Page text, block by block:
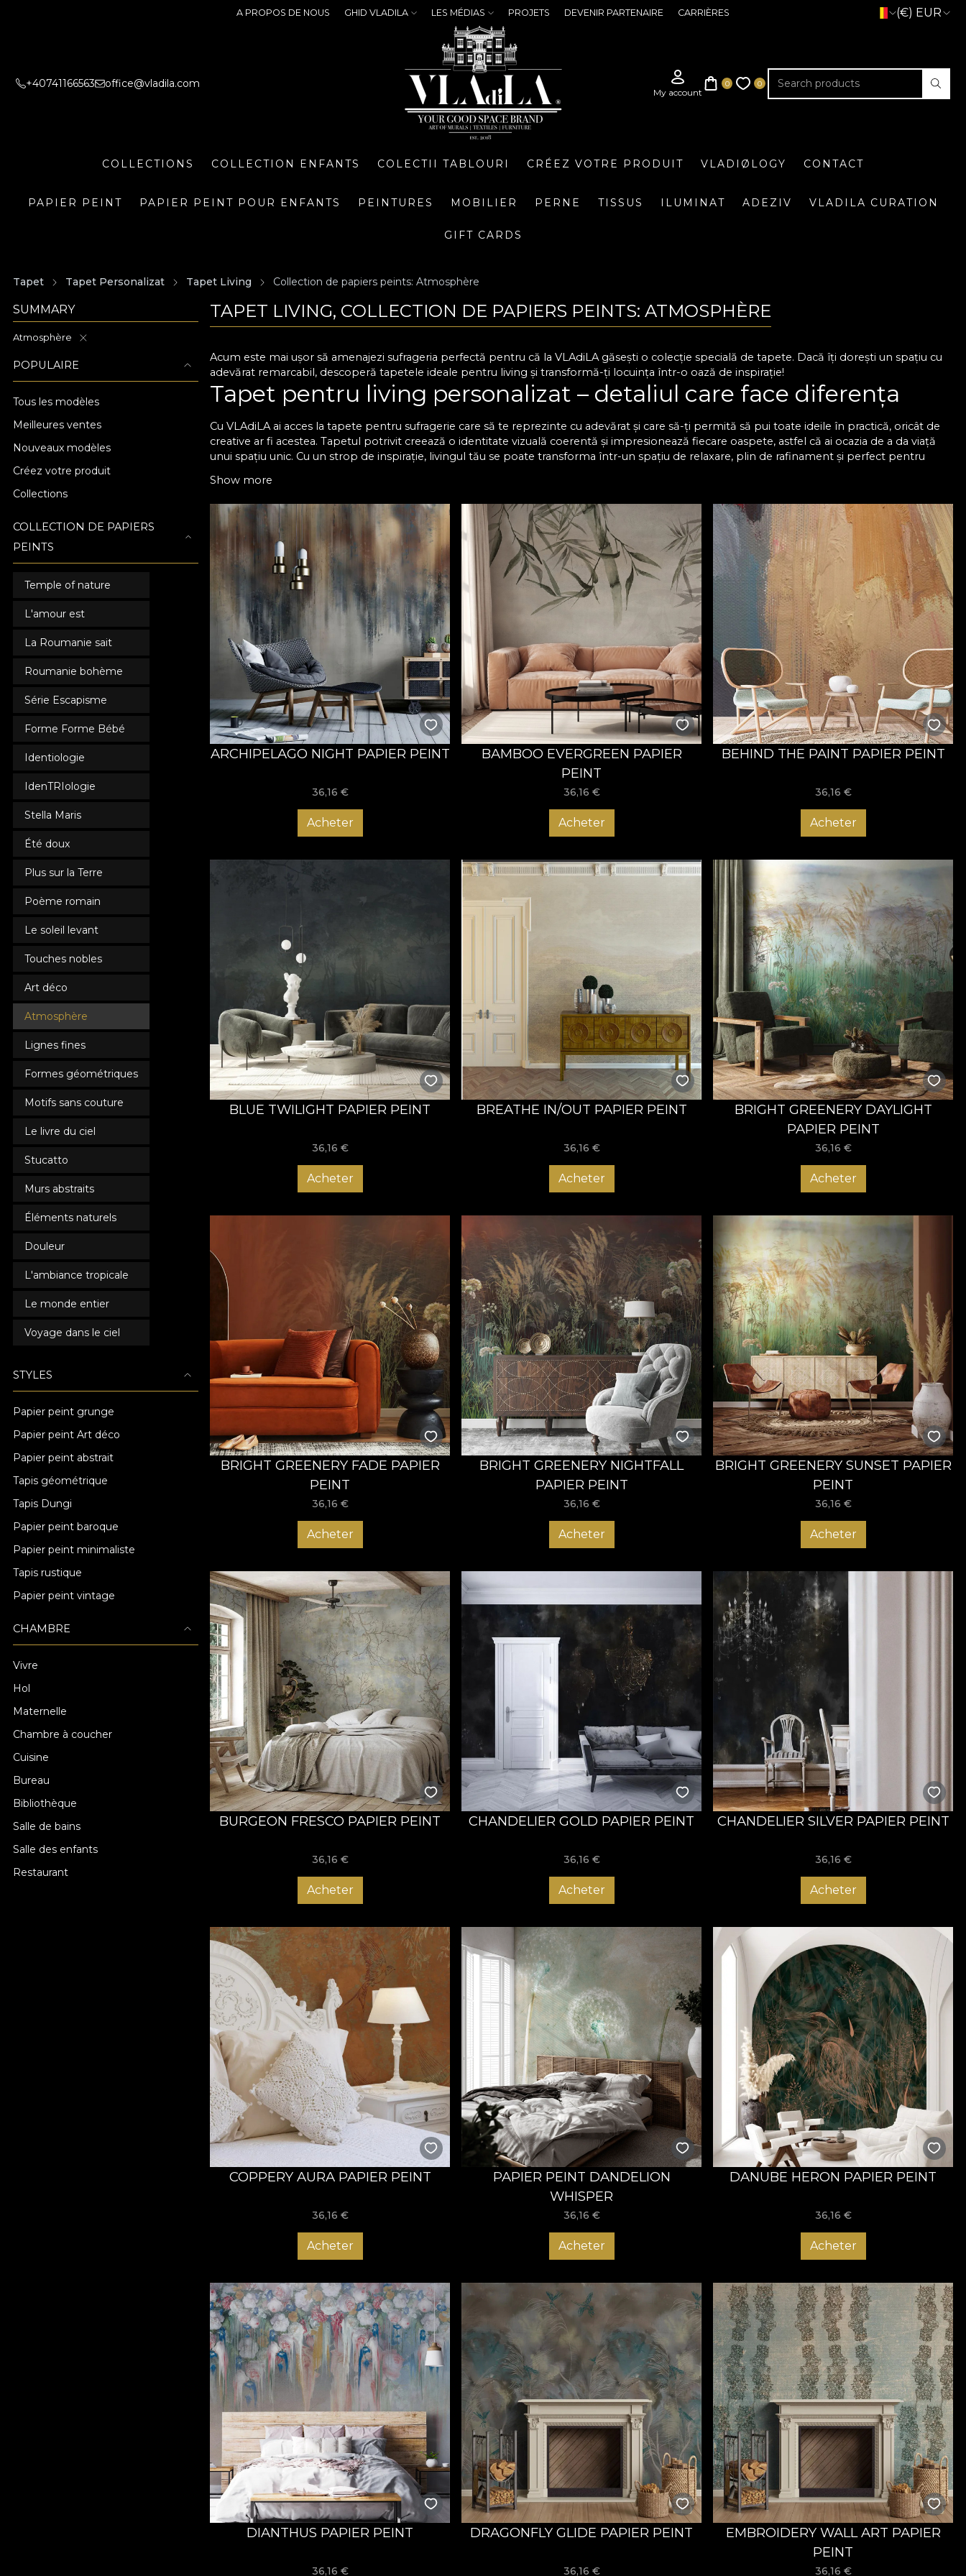
A PROPOS DE NOUS GHID VLADILA LES MÉDIAS PROJETS DEVENIR PARTENAIRE CARRIÈRES (€) EUR
+40741166563 office@vladila.com
COLLECTIONS COLLECTION ENFANTS COLECTII TABLOURI CRÉEZ VOTRE PRODUIT VLADIØLOGY CONTACT
PAPIER PEINT PAPIER PEINT POUR ENFANTS PEINTURES MOBILIER PERNE TISSUS ILUMINAT ADEZIV VLADILA CURATION
GIFT CARDS
Tapet Tapet Personalizat Tapet Living Collection de papiers peints: Atmosphère
SUMMARY
Atmosphère
POPULAIRE
Tous les modèles
Meilleures ventes
Nouveaux modèles
Créez votre produit
Collections
COLLECTION DE PAPIERS
PEINTS
Temple of nature
L'amour est
La Roumanie sait
Roumanie bohème
Série Escapisme
Forme Forme Bébé
Identiologie
IdenTRIologie
Stella Maris
Été doux
Plus sur la Terre
Poème romain
Le soleil levant
Touches nobles
Art déco
Atmosphère
Lignes fines
Formes géométriques
Motifs sans couture
Le livre du ciel
Stucatto
Murs abstraits
Éléments naturels
Douleur
L'ambiance tropicale
Le monde entier
Voyage dans le ciel
STYLES
Papier peint grunge
Papier peint Art déco
Papier peint abstrait
Tapis géométrique
Tapis Dungi
Papier peint baroque
Papier peint minimaliste
Tapis rustique
Papier peint vintage
CHAMBRE
Vivre
Hol
Maternelle
Chambre à coucher
Cuisine
Bureau
Bibliothèque
Salle de bains
Salle des enfants
Restaurant
TAPET LIVING, COLLECTION DE PAPIERS PEINTS: ATMOSPHÈRE
Acum este mai ușor să amenajezi sufrageria perfectă pentru că la VLAdiLA găsești o colecție specială de tapete. Dacă îți dorești un spațiu cu
adevărat remarcabil, descoperă tapetele ideale pentru living și transformă-ți locuința într-o oază de inspirație!
Tapet pentru living personalizat – detaliul care face diferența
Cu VLAdiLA ai acces la tapete pentru sufragerie care să te reprezinte cu adevărat și care să-ți permită să pui toate ideile în practică, oricât de
creative ar fi acestea. Tapetul potrivit creează o identitate vizuală coerentă și impresionează fiecare oaspete, astfel că ai ocazia de a da viață
unui spațiu unic. Cu un strop de inspirație, livingul tău se poate transforma într-un spațiu de relaxare, plin de rafinament și perfect pentru
care să se potrivească impecabil cu decorul existent. Fiecare design se poate personaliza în funcție de dimensiunile pereților pentru a se
îmbina armonios, fără compromisuri. Modelele de tapet living nu doar că au un aspect rafinat, dar sunt și foarte rezistente, astfel că trec cu
brio testul timpului și se păstrează impecabile de-a lungul anilor.
Atmosferă deosebită cu tapetul pentru sufragerie VLAdiLA
Toate tapetele noastre pentru sufragerie sunt concepute să reziste la uzură și își păstrează aspectul impecabil pe termen lung. Oricare ar fi
preferințele tale în materie de design, cu noi ai certitudinea că vei găsi modelul perfect, care arată impecabil și se potrivește în orice spațiu.
Acum poți să-i oferi un nou aspect livingului tău, fără să fie necesare proceduri complicate, deoarece totul este mult mai simplu, mai rapid și
mai comod. Nu mai rămâne decât să adaugi tu acea notă unică. Alege tapetele moderne pentru living VLAdiLA și bucură-te de un ambient
cu adevărat special! Te așteptăm cu modele unice, create să inspire! Descoperă acum colecția noastră de tapete și transformă-ți sufrageria
într-un loc memorabil, care să impresioneze orice vizitator!
Show more
ARCHIPELAGO NIGHT PAPIER PEINT
36,16 €
Acheter
BAMBOO EVERGREEN PAPIER
PEINT
36,16 €
Acheter
BEHIND THE PAINT PAPIER PEINT
36,16 €
Acheter
BLUE TWILIGHT PAPIER PEINT
36,16 €
Acheter
BREATHE IN/OUT PAPIER PEINT
36,16 €
Acheter
BRIGHT GREENERY DAYLIGHT
PAPIER PEINT
36,16 €
Acheter
BRIGHT GREENERY FADE PAPIER
PEINT
36,16 €
Acheter
BRIGHT GREENERY NIGHTFALL
PAPIER PEINT
36,16 €
Acheter
BRIGHT GREENERY SUNSET PAPIER
PEINT
36,16 €
Acheter
BURGEON FRESCO PAPIER PEINT
36,16 €
Acheter
CHANDELIER GOLD PAPIER PEINT
36,16 €
Acheter
CHANDELIER SILVER PAPIER PEINT
36,16 €
Acheter
COPPERY AURA PAPIER PEINT
36,16 €
Acheter
PAPIER PEINT DANDELION
WHISPER
36,16 €
Acheter
DANUBE HERON PAPIER PEINT
36,16 €
Acheter
DIANTHUS PAPIER PEINT
36,16 €
DRAGONFLY GLIDE PAPIER PEINT
36,16 €
EMBROIDERY WALL ART PAPIER
PEINT
36,16 €